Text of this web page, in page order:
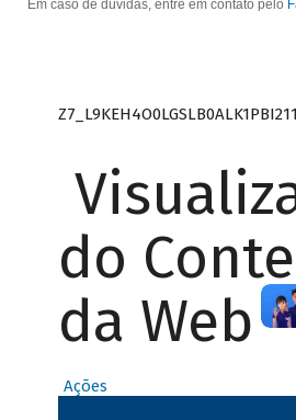
Em caso de dúvidas, entre em contato pelo
do
da Web
Ações